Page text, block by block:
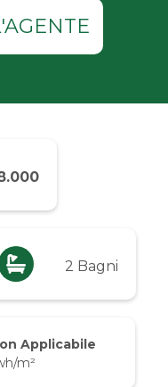
2 Bagni
Applicabile
m²